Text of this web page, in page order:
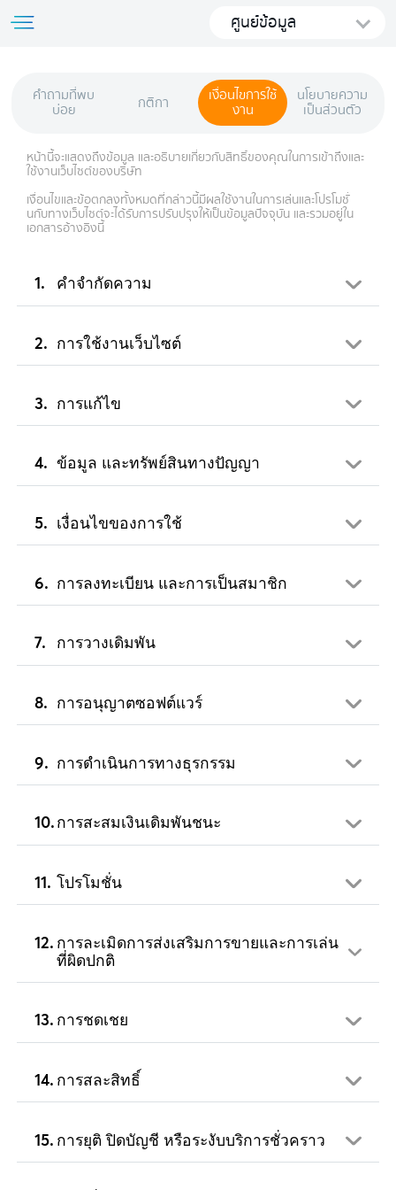
ศูนย์ข้อมูล
คำถามที่พบ
บ่อย กติกา เงื่อนไขการใช้
งาน
นโยบายความ
เป็นส่วนตัว
หน้านี้จะแสดงถึงข้อมูล และอธิบายเกี่ยวกับสิทธิ์ของคุณในการเข้าถึงและ
ใช้งานเว็บไซต์ของบริษัท
เงื่อนไขและข้อตกลงทั้งหมดที่กล่าวนี้มีผลใช้งานในการเล่นและโปรโมชั่
นกับทางเว็บไซต์จะได้รับการปรับปรุงให้เป็นข้อมูลปัจจุบัน และรวมอยู่ใน
เอกสารอ้างอิงนี้
คำจำกัดความ
การใช้งานเว็บไซต์
การแก้ไข
ข้อมูล และทรัพย์สินทางปัญญา
เงื่อนไขของการใช้
การลงทะเบียน และการเป็นสมาชิก
การวางเดิมพัน
การอนุญาตซอฟต์แวร์
การดำเนินการทางธุรกรรม
การสะสมเงินเดิมพันชนะ
โปรโมชั่น
การละเมิดการส่งเสริมการขายและการเล่น
ที่ผิดปกติ
การชดเชย
การสละสิทธิ์
การยุติ ปิดบัญชี หรือระงับบริการชั่วคราว